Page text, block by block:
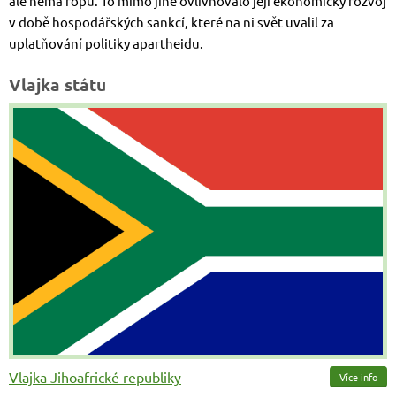
v době hospodářských sankcí, které na ni svět uvalil za
uplatňování politiky apartheidu.
Vlajka státu
Vlajka Jihoafrické republiky Více info